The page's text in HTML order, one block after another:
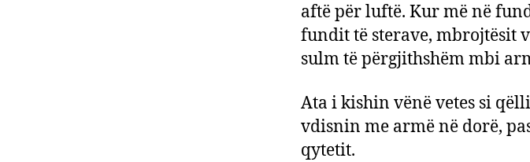
aftë për luftë. Kur më në
fundit të sterave, mbrojtësit
sulm të përgjithshëm mbi
Ata i kishin vënë vetes si
vdisnin me armë në dorë,
qytetit.